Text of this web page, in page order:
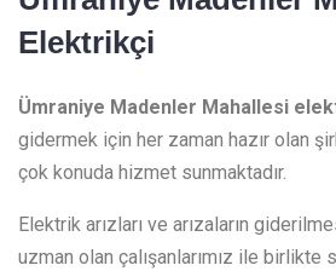
Elektrikçi
Ümraniye Madenler Mahallesi
gidermek için her zaman hazır olan
çok konuda hizmet sunmaktadır.
Elektrik arızları ve arızaların
uzman olan çalışanlarımız ile